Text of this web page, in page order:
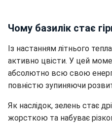
Чому базилік стає
Із настанням літнього
активно цвісти. У цей
абсолютно всю свою
повністю зупиняючи
Як наслідок, зелень стає
жорсткою та набуває